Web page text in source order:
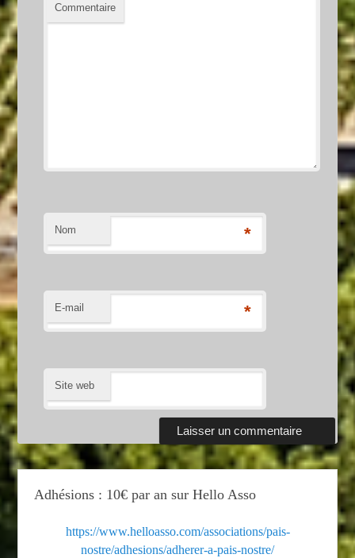
Commentaire
Nom *
E-mail *
Site web
Adhésions : 10€ par an sur Hello Asso
https://www.helloasso.com/associations/pais-
nostre/adhesions/adherer-a-pais-nostre/